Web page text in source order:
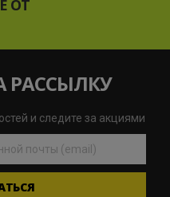
ОТ
РАССЫЛКУ
и следите за акциями